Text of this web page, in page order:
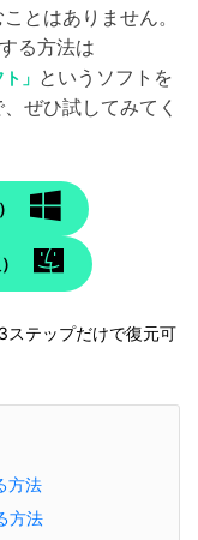
とはありません。
る方法は
」 というソフトを
ぜひ試してみてく
テップだけで復元可
方法
方法